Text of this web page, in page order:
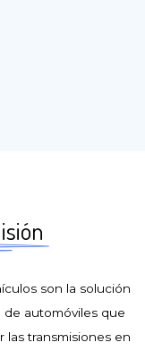
son la solución
de automóviles que
las transmisiones en